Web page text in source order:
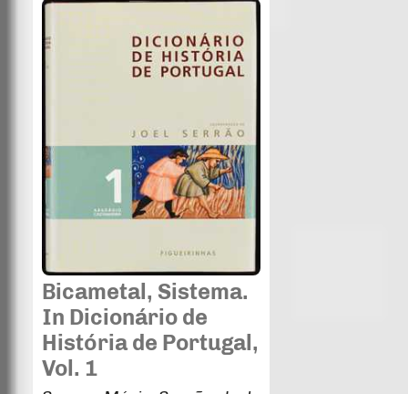
Bicametal, Sistema.
In Dicionário de
História de Portugal,
Vol. 1